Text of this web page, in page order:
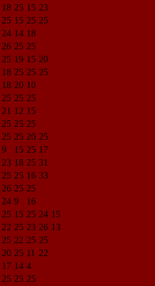
18 25 15 23
25 15 25 25
24 14 18
26 25 25
25 19 15 20
18 25 25 25
18 20 10
25 25 25
21 12 15
25 25 25
25 25 20 25
9 15 25 17
23 18 25 31
25 25 16 33
26 25 25
24 9
16
25 15 25 24 15
22 25 23 26 13
25 22 25 25
20 25 11 22
17 14 4
25 25 25